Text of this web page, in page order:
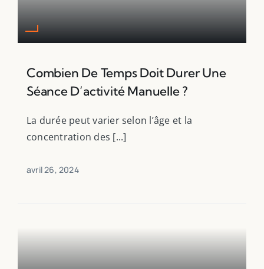
Combien De Temps Doit Durer Une
Séance D’activité Manuelle ?
La durée peut varier selon l’âge et la
concentration des [...]
avril 26, 2024